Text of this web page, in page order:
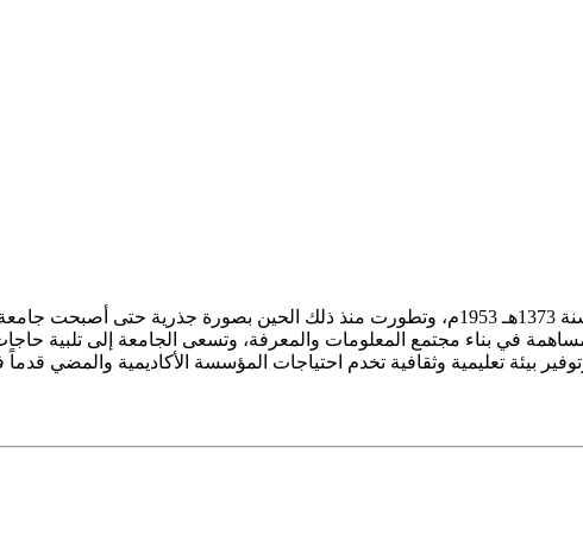
في بناء مجتمع المعلومات والمعرفة، وتسعى الجامعة إلى تلبية
بيئة تعليمية وثقافية تخدم احتياجات المؤسسة الأكاديمية والمضي